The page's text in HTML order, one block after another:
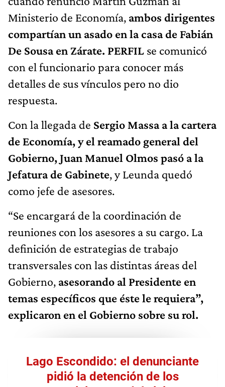
compartían un asado en la casa de Fabián
De Sousa en Zárate.PERFILse comunicó
con el funcionario para conocer más
detalles de sus vínculos pero no dio
respuesta.
Con la llegada de
Gobierno, Juan Manuel Olmos pasó a la
Jefatura de Gabinete, y Leunda quedó
como jefe de asesores.
“Se encargará de la coordinación de
definición de estrategias de trabajo
transversales con las distintas áreas del
Gobierno, asesorando al Presidente en
temas específicos que éste le requiera”,
explicaron en el Gobierno sobre su rol.
participantes del viaje